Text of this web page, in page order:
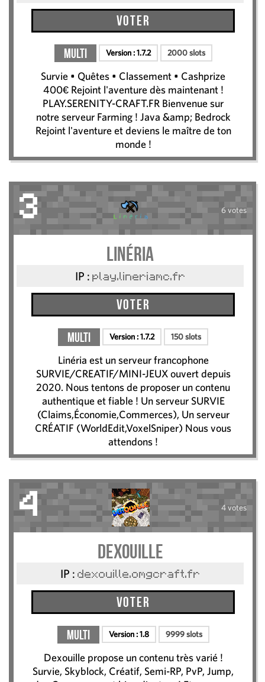
Voter
Multi Version :1.7.2 2000 slots
Survie • Quêtes • Classement • Cashprize
400€ Rejoint l'aventure dès maintenant !
PLAY.SERENITY-CRAFT.FR Bienvenue sur
notre serveur Farming ! Java &amp; Bedrock
Rejoint l'aventure et deviens le maître de ton
monde !
3 6 votes
Linéria
IP : play.lineriamc.fr
Voter
Multi Version :1.7.2 150 slots
Linéria est un serveur francophone
SURVIE/CREATIF/MINI-JEUX ouvert depuis
2020. Nous tentons de proposer un contenu
authentique et fiable ! Un serveur SURVIE
(Claims,Économie,Commerces), Un serveur
CRÉATIF (WorldEdit,VoxelSniper) Nous vous
attendons !
4 4 votes
Dexouille
IP : dexouille.omgcraft.fr
Voter
Multi Version :1.8 9999 slots
Dexouille propose un contenu très varié !
Survie, Skyblock, Créatif, Semi-RP, PvP, Jump,